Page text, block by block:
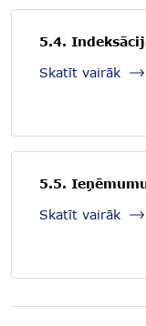
5.4.
Skatīt vairāk
5.5.
Skatīt vairāk